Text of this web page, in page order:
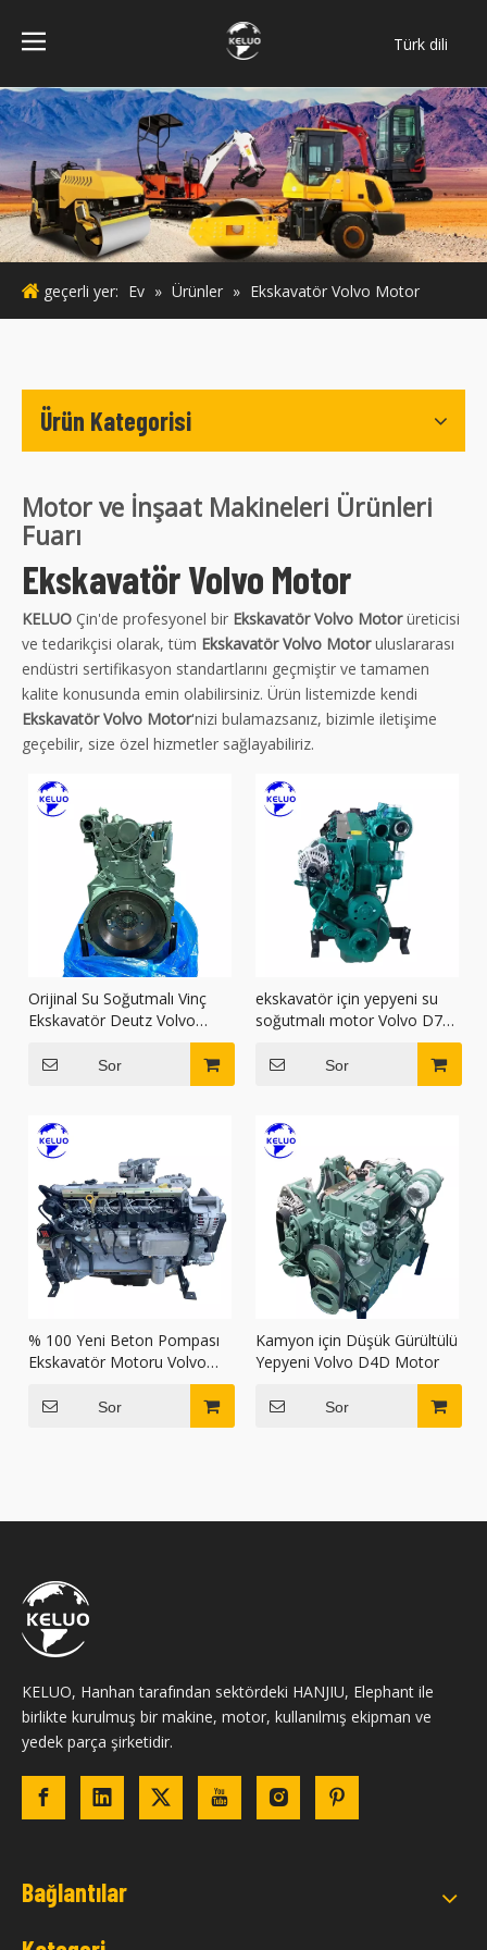
Türk dili
Bahasa
indonesia
ไทย
Italiano
Deutsch
Português
Español
English
geçerli yer: Ev » Ürünler » Ekskavatör Volvo Motor
Ürün Kategorisi
Motor ve İnşaat Makineleri Ürünleri
Fuarı
Ekskavatör Volvo Motor
KELUO Çin'de profesyonel bir Ekskavatör Volvo Motorüreticisi
ve tedarikçisi olarak, tüm Ekskavatör Volvo Motoruluslararası
endüstri sertifikasyon standartlarını geçmiştir ve tamamen
kalite konusunda emin olabilirsiniz. Ürün listemizde kendi
Ekskavatör Volvo Motor'nizi bulamazsanız, bizimle iletişime
geçebilir, size özel hizmetler sağlayabiliriz.
Orijinal Su Soğutmalı Vinç
Ekskavatör Deutz Volvo
D7D Motorunu Kullanın
Sor
ekskavatör için yepyeni su
soğutmalı motor Volvo D7E
Sor
% 100 Yeni Beton Pompası
Ekskavatör Motoru Volvo
Sor
Kamyon için Düşük Gürültülü
Yepyeni Volvo D4D Motor
Sor
KELUO, Hanhan tarafından sektördeki HANJIU, Elephant ile
birlikte kurulmuş bir makine, motor, kullanılmış ekipman ve
yedek parça şirketidir.
Bağlantılar